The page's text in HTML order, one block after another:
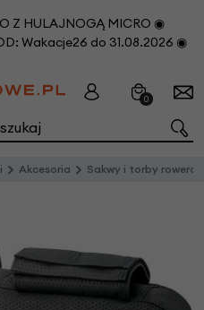
Z HULAJNOGĄ MICRO ◉
Wakacje26 do 31.08.2026 ◉
0
Akcesoria Sakwy i torby